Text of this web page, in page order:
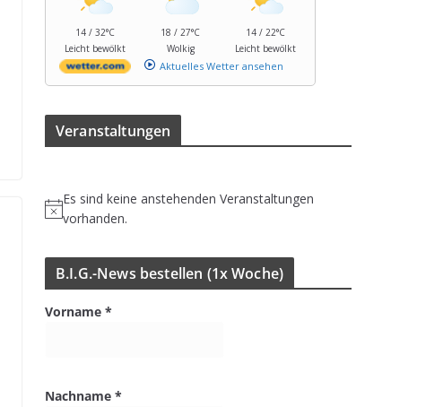
14 / 32°C
Leicht bewölkt
18 / 27°C
Wolkig
14 / 22°C
Leicht bewölkt
Aktuelles Wetter ansehen
Ver­an­stal­tun­gen
H
n
i
Es sind keine anstehenden Veranstaltungen
vorhanden.
B.I.G.-News bestel­len (1x Woche)
Vorname *
Nachname *